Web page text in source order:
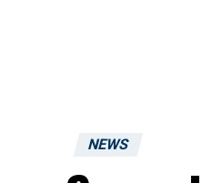
NEWS